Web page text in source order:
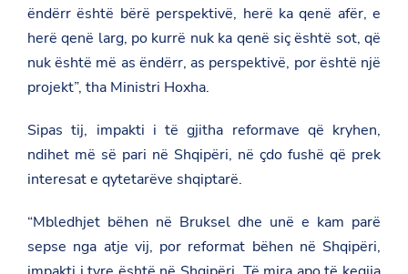
ëndërr është bërë perspektivë, herë ka qenë afër, e
herë qenë larg, po kurrë nuk ka qenë siç është sot, që
nuk është më as ëndërr, as perspektivë, por është një
projekt”, tha Ministri Hoxha.
Sipas tij, impakti i të gjitha reformave që kryhen,
ndihet më së pari në Shqipëri, në çdo fushë që prek
interesat e qytetarëve shqiptarë.
“Mbledhjet bëhen në Bruksel dhe unë e kam parë
sepse nga atje vij, por reformat bëhen në Shqipëri,